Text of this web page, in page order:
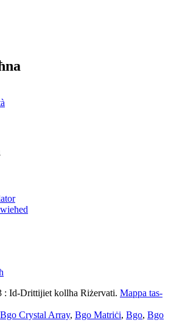
: Id-Drittijiet kollha Riżervati. Mappa tas-
Bgo Crystal Array, Bgo Matriċi, Bgo, Bgo